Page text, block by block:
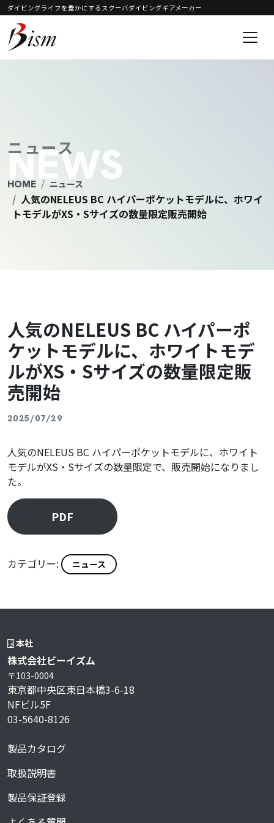
ダイビングライフを豊かにするスクーバダイビングギアメーカー
コンテンツへスキップ
メインナビゲーション
NEWS
ニュース
HOME ニュース
人気のNELEUS BC ハイパーポケットモデルに、ホワイ
トモデルがXS・Sサイズの数量限定販売開始
人気のNELEUS BC ハイパーポ
ケットモデルに、ホワイトモデ
ルがXS・Sサイズの数量限定販
売開始
2025/07/29
人気のNELEUS BC ハイパーポケットモデルに、ホワイト
モデルがXS・Sサイズの数量限定で、販売開始になりまし
た。
PDF
カテゴリー: ニュース
本社
株式会社ビーイズム
〒103-0004
東京都中央区東日本橋3-6-18
NFビル5F
03-5640-8126
製品カタログ
取扱説明書
製品保証登録